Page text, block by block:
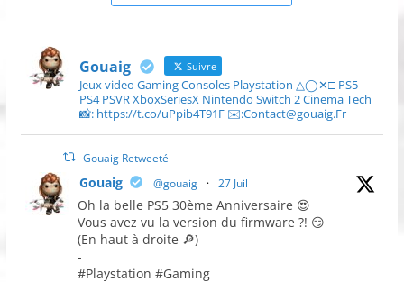
Gouaig Suivre
Jeux video Gaming Consoles Playstation △◯✕□ PS5
PS4 PSVR XboxSeriesX Nintendo Switch 2 Cinema Tech
📸: https://t.co/uPpib4T91F ✉️:Contact@gouaig.Fr
Gouaig Retweeté
Gouaig @gouaig · 27 Juil
Oh la belle PS5 30ème Anniversaire 😍
Vous avez vu la version du firmware ?! 😏
(En haut à droite 🔎)
-
#Playstation #Gaming